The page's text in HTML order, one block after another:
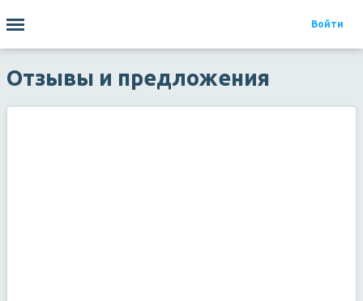
Походы
Отчеты
Мероприятия
Организации
Туристы
МЧС
Войти
Отзывы и предложения